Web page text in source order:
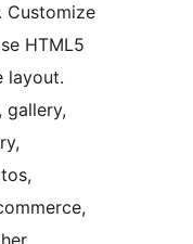
Customize
HTML5
layout.
gallery,